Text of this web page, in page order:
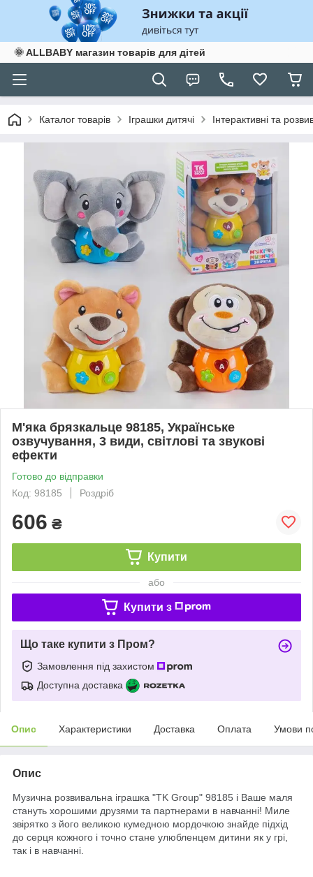
🌞 ALLBABY магазин товарів для дітей
Каталог товарів Іграшки дитячі Інтерактивні та
М'яка брязкальце 98185, Українське
озвучування, 3 види, світлові та звукові
ефекти
Готово до відправки
Код: 98185
Роздріб
606 ₴
Купити
або
Купити з
Що таке купити з Пром?
Замовлення під захистом
Доступна доставка
Опис Характеристики Доставка Оплата Умови
Опис
Музична розвивальна іграшка "TK Group" 98185 і Ваше маля
стануть хорошими друзями та партнерами в навчанні! Миле
звірятко з його великою кумедною мордочкою знайде підхід
до серця кожного і точно стане улюбленцем дитини як у грі,
так і в навчанні.